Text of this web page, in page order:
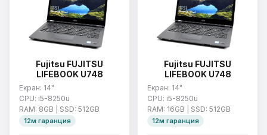
Fujitsu FUJITSU
LIFEBOOK U748
Екран: 14"
CPU: i5-8250u
RAM: 8GB | SSD: 512GB
12м гаранция
Fujitsu FUJITSU
LIFEBOOK U748
Екран: 14"
CPU: i5-8250u
RAM: 16GB | SSD: 512GB
12м гаранция